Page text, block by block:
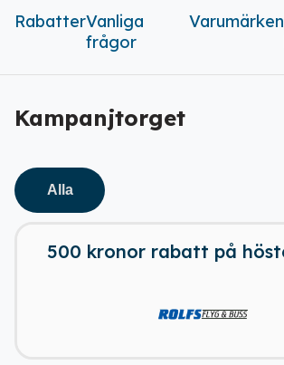
RabatterVanliga
frågor
Varumärken
Kampanjtorget
Alla
500 kronor rabatt på